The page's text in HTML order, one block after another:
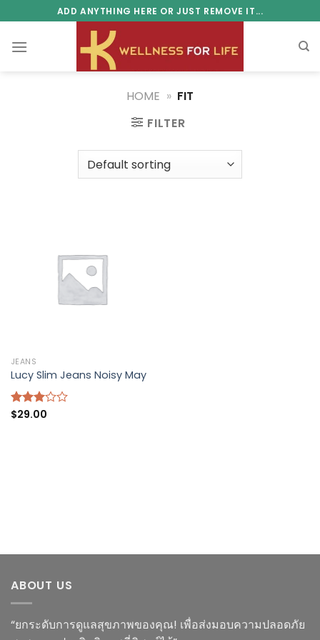
to
content
ADD ANYTHING HERE OR JUST REMOVE IT...
HOME » FIT
FILTER
JEANS
Lucy Slim Jeans Noisy May
Rated
$29.00
ABOUT US
“ยกระดับการดูแลสุขภาพของคุณ! เพื่อส่งมอบความปลอดภัย